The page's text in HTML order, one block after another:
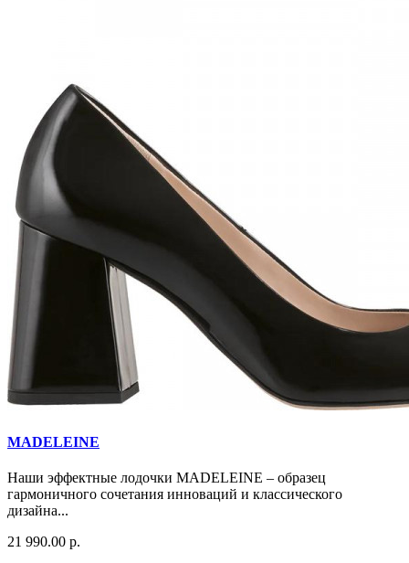
MADELEINE
Наши эффектные лодочки MADELEINE – образец
гармоничного сочетания инноваций и классического
дизайна...
21 990.00 р.